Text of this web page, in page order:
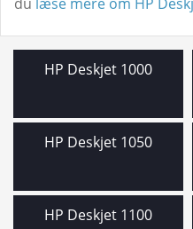
TAPE & LABELS
PAPIR
HP Deskjet 1000
HP Deskjet 1050
HP Deskjet 1100